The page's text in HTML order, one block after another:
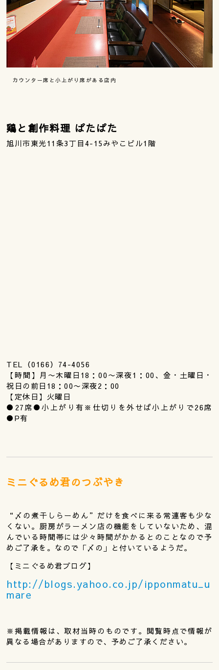
カウンター席と小上がり席がある店内
鶏と創作料理 ぱたぱた
旭川市東光11条3丁目4-15みやこビル1階
TEL（0166）74-4056
【時間】月〜木曜日18：00〜深夜1：00、金・土曜日・
祝日の前日18：00〜深夜2：00
【定休日】火曜日
●27席●小上がり有※仕切りを外せば小上がりで26席
●P有
ミニぐるめ君のつぶやき
“〆の煮干しらーめん”だけを食べに来る常連客も少な
くない。厨房がラーメン店の機能をしていないため、混
んでいる時間帯には少々時間がかかるとのことなので予
めご了承を。なので「〆の」と付いているようだ。
【ミニぐるめ君ブログ】
http://blogs.yahoo.co.jp/ipponmatu_u
mare
※掲載情報は、取材当時のものです。閲覧時点で情報が
異なる場合がありますので、予めご了承ください。